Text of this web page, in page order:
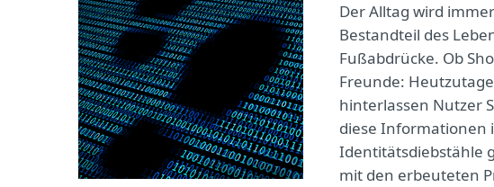
Der Alltag wird
Bestandteil des
Fußabdrücke. Ob
Freunde:
hinterlassen Nutzer
diese Informationen
Identitätsdiebstähle
mit den erbeuteten